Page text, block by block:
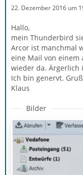
22. Dezember 2016 um
Hallo,
mein Thunderbird
Arcor ist manchmal
eine Mail von einem
wieder da. Ärgerlich
Ich bin genervt. Gruß
Klaus
Bilder